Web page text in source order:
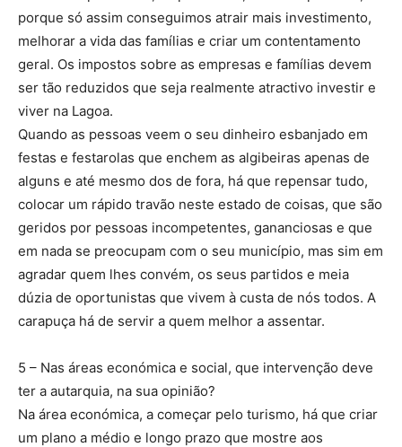
porque só assim conseguimos atrair mais investimento,
melhorar a vida das famílias e criar um contentamento
geral. Os impostos sobre as empresas e famílias devem
ser tão reduzidos que seja realmente atractivo investir e
viver na Lagoa.
Quando as pessoas veem o seu dinheiro esbanjado em
festas e festarolas que enchem as algibeiras apenas de
alguns e até mesmo dos de fora, há que repensar tudo,
colocar um rápido travão neste estado de coisas, que são
geridos por pessoas incompetentes, gananciosas e que
em nada se preocupam com o seu município, mas sim em
agradar quem lhes convém, os seus partidos e meia
dúzia de oportunistas que vivem à custa de nós todos. A
carapuça há de servir a quem melhor a assentar.
5 – Nas áreas económica e social, que intervenção deve
ter a autarquia, na sua opinião?
Na área económica, a começar pelo turismo, há que criar
um plano a médio e longo prazo que mostre aos